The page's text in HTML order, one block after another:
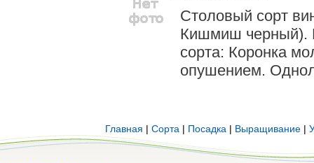
Столовый сорт
Кишмиш черный).
сорта: Коронка
опушением.
Главная | Сорта | Посадка | Выращивание |